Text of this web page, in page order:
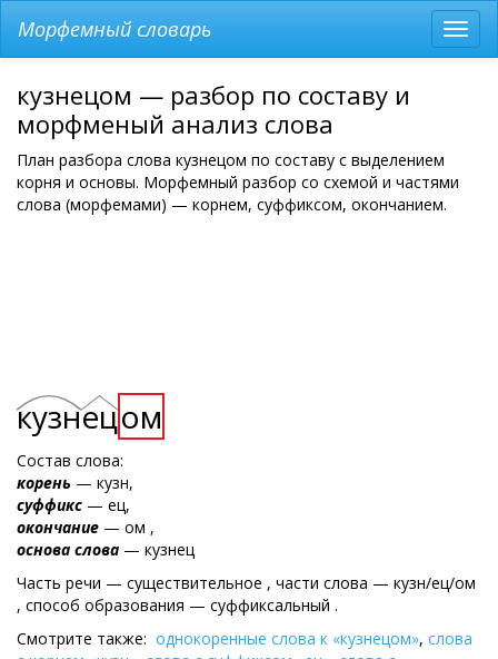
меню
Морфемный словарь
кузнецом — разбор по составу и
морфменый анализ слова
План разбора слова кузнецом по составу с выделением
корня и основы. Морфемный разбор со схемой и частями
слова (морфемами) — корнем, суффиксом, окончанием.
кузнецом
Состав слова:
корень — кузн,
суффикс — ец,
окончание — ом ,
основа слова — кузнец
Часть речи — существительное , части слова — кузн/ец/ом
, cпособ образования — суффиксальный .
Смотрите также: однокоренные слова к «кузнецом», слова